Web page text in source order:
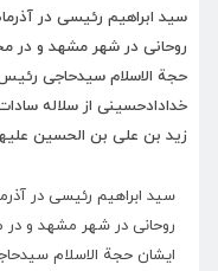
روحانی در شهر مشهد و در
حجة الاسلام سیدحاجی
خدادادحسینی از سلاله
زید بن علی بن الحسین
روحانی در شهر مشهد و در
ایشان حجة الاسلام